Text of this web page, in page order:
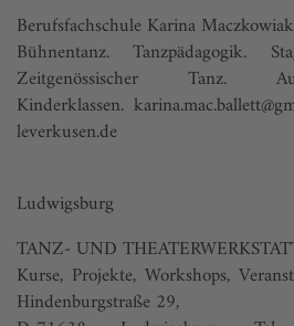
Berufsfachschule Karina Maczkowiak
Bühnentanz. Tanzpädagogik.
Zeitgenössischer Tanz.
Kinderklassen.
leverkusen.de
Ludwigsburg
TANZ- UND
Kurse, Projekte, Workshops,
Hindenburgstraße 29,